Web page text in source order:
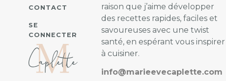
CONTACT
SE
CONNECTER
raison que j’aime développer
des recettes rapides, faciles et
savoureuses avec une twist
santé, en espérant vous inspirer
à cuisiner.
info@marieevecaplette.com